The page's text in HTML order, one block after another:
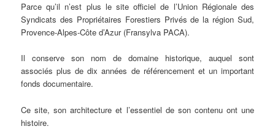
Parce qu’il n’est plus le site officiel de l’Union Régionale des
Syndicats des Propriétaires Forestiers Privés de la région Sud,
Provence-Alpes-Côte d’Azur (Fransylva PACA).
Il conserve son nom de domaine historique, auquel sont
associés plus de dix années de référencement et un important
fonds documentaire.
Ce site, son architecture et l’essentiel de son contenu ont une
histoire.